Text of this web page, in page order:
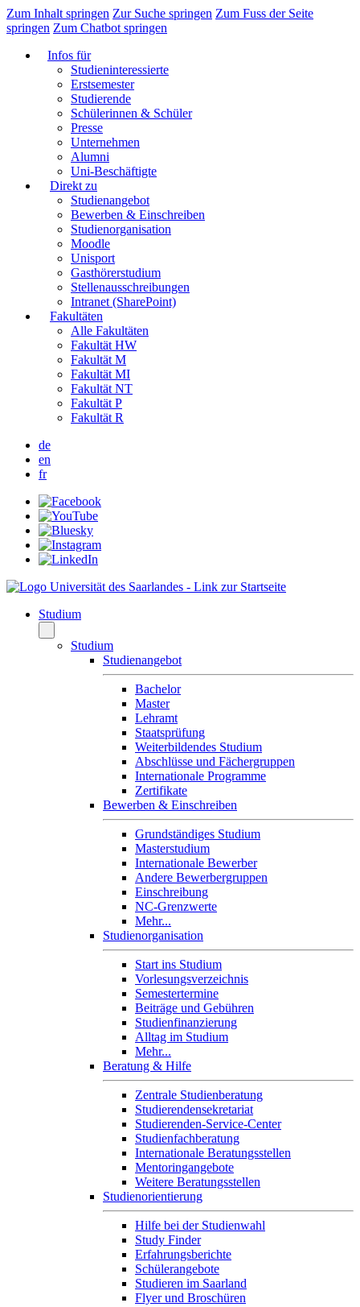
Zum Inhalt springen Zur Suche springen Zum Fuss der Seite
springen Zum Chatbot springen
Infos für
Studieninteressierte
Erstsemester
Studierende
Schülerinnen & Schüler
Presse
Unternehmen
Alumni
Uni-Beschäftigte
Direkt zu
Studienangebot
Bewerben & Einschreiben
Studienorganisation
Moodle
Unisport
Gasthörerstudium
Stellenausschreibungen
Intranet (SharePoint)
Fakultäten
Alle Fakultäten
Fakultät HW
Fakultät M
Fakultät MI
Fakultät NT
Fakultät P
Fakultät R
de
en
fr
Studium
Studium
Studienangebot
Bachelor
Master
Lehramt
Staatsprüfung
Weiterbildendes Studium
Abschlüsse und Fächergruppen
Internationale Programme
Zertifikate
Bewerben & Einschreiben
Grundständiges Studium
Masterstudium
Internationale Bewerber
Andere Bewerbergruppen
Einschreibung
NC-Grenzwerte
Mehr...
Studienorganisation
Start ins Studium
Vorlesungsverzeichnis
Semestertermine
Beiträge und Gebühren
Studienfinanzierung
Alltag im Studium
Mehr...
Beratung & Hilfe
Zentrale Studienberatung
Studierendensekretariat
Studierenden-Service-Center
Studienfachberatung
Internationale Beratungsstellen
Mentoringangebote
Weitere Beratungsstellen
Studienorientierung
Hilfe bei der Studienwahl
Study Finder
Erfahrungsberichte
Schülerangebote
Studieren im Saarland
Flyer und Broschüren